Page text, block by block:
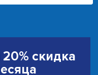
20% скидка